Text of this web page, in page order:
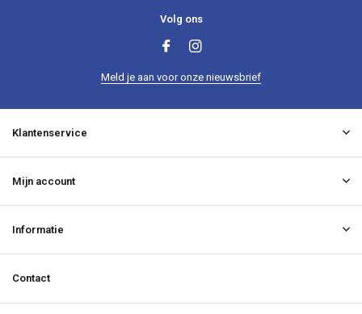
Volg ons
Meld je aan voor onze nieuwsbrief
Klantenservice
Mijn account
Informatie
Contact